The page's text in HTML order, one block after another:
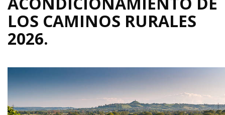
LOS CAMINOS RURALES
2026.